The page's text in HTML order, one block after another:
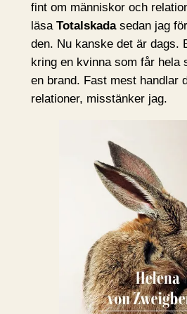
fint om människor och
läsa Totalskadasedan jag
den. Nu kanske det är dags.
kring en kvinna som får hela
en brand. Fast mest handlar
relationer, misstänker jag.